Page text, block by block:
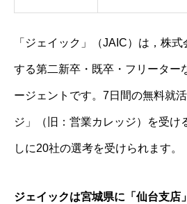
「ジェイック」（JAIC）は，株
する第二新卒・既卒・フリーター
ージェントです。7日間の無料就
ジ」（旧：営業カレッジ）を受け
しに20社の選考を受けられます。
ジェイックは宮城県に「仙台支店